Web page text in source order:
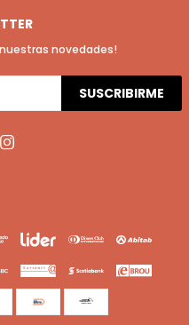
novedades!
SUSCRIBIRME
